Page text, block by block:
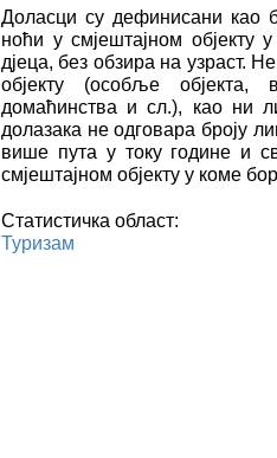
Доласци су дефинисани као
ноћи у смјештајном објекту
дјеца, без обзира на узраст.
објекту (особље објекта,
домаћинства и сл.), као ни
долазака не одговара броју
више пута у току године и
смјештајном објекту у коме
Статистичка област:
Туризам